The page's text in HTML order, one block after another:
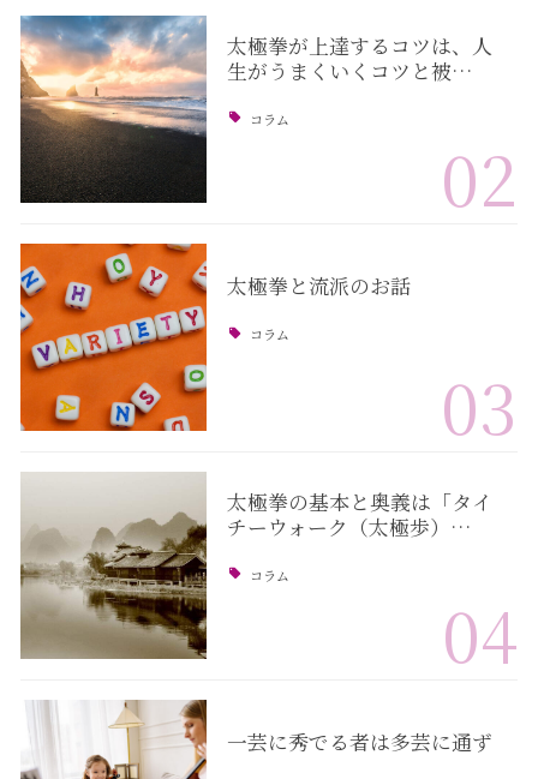
太極拳が上達するコツは、人
生がうまくいくコツと被…
コラム
02
太極拳と流派のお話
コラム
03
太極拳の基本と奥義は「タイ
チーウォーク（太極歩）…
コラム
04
一芸に秀でる者は多芸に通ず